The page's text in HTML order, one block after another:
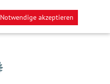
akzeptieren